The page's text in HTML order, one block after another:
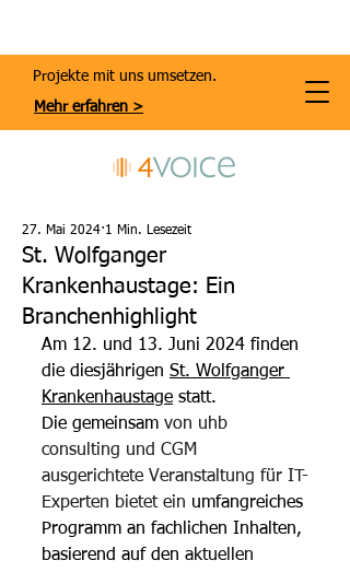
Projekte mit uns umsetzen.
Mehr erfahren >
St. Wolfganger
Krankenhaustage: Ein
Branchenhighlight
27. Mai 2024 1 Min. Lesezeit
Am 12. und 13. Juni 2024 finden
die diesjährigen St. Wolfganger
Krankenhaustage statt.
Die gemeinsam von uhb
consulting und CGM
ausgerichtete Veranstaltung für IT-
Experten bietet ein umfangreiches
Programm an fachlichen Inhalten,
basierend auf den aktuellen